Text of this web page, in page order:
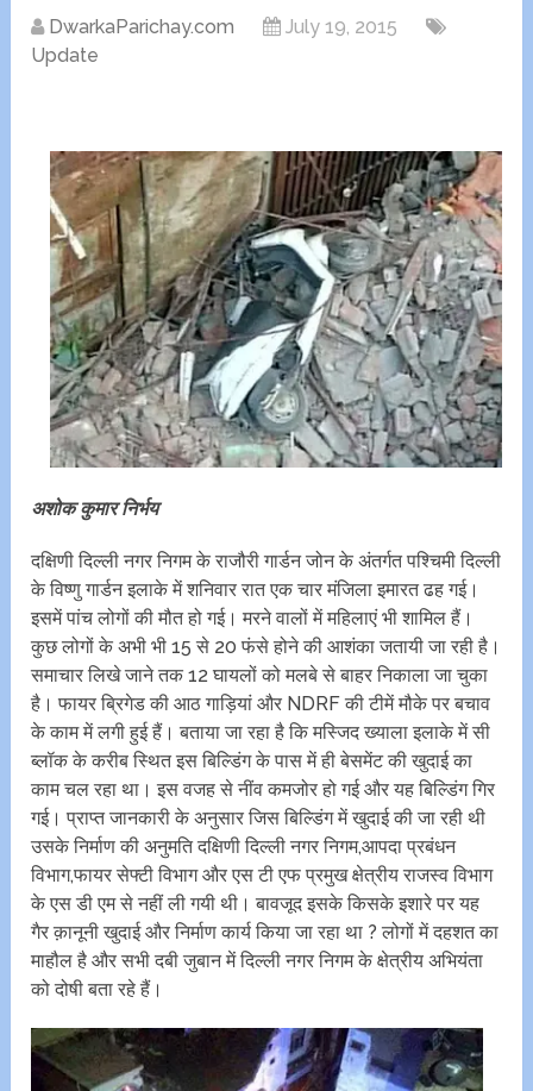
DwarkaParichay.com
July 19, 2015
Update
अशोक कुमार निर्भय
दक्षिणी दिल्ली नगर निगम के राजौरी गार्डन जोन के अंतर्गत पश्चिमी दिल्ली
के विष्णु गार्डन इलाके में शनिवार रात एक चार मंजिला इमारत ढह गई।
इसमें पांच लोगों की मौत हो गई। मरने वालों में महिलाएं भी शामिल हैं।
कुछ लोगों के अभी भी 15 से 20 फंसे होने की आशंका जतायी जा रही है।
समाचार लिखे जाने तक 12 घायलों को मलबे से बाहर निकाला जा चुका
है। फायर ब्रिगेड की आठ गाड़ियां और NDRF की टीमें मौके पर बचाव
के काम में लगी हुई हैं। बताया जा रहा है कि मस्जिद ख्याला इलाके में सी
ब्लॉक के करीब स्थित इस बिल्डिंग के पास में ही बेसमेंट की खुदाई का
काम चल रहा था। इस वजह से नींव कमजोर हो गई और यह बिल्डिंग गिर
गई। प्राप्त जानकारी के अनुसार जिस बिल्डिंग में खुदाई की जा रही थी
उसके निर्माण की अनुमति दक्षिणी दिल्ली नगर निगम,आपदा प्रबंधन
विभाग,फायर सेफ्टी विभाग और एस टी एफ प्रमुख क्षेत्रीय राजस्व विभाग
के एस डी एम से नहीं ली गयी थी। बावजूद इसके किसके इशारे पर यह
गैर क़ानूनी खुदाई और निर्माण कार्य किया जा रहा था ? लोगों में दहशत का
माहौल है और सभी दबी जुबान में दिल्ली नगर निगम के क्षेत्रीय अभियंता
को दोषी बता रहे हैं।